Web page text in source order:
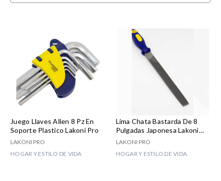
Juego Llaves Allen 8 Pz En
Soporte Plastico Lakoni Pro
LAKONI PRO
HOGAR Y ESTILO DE VIDA
Lima Chata Bastarda De 8
Pulgadas Japonesa Lakoni
Pro
LAKONI PRO
HOGAR Y ESTILO DE VIDA